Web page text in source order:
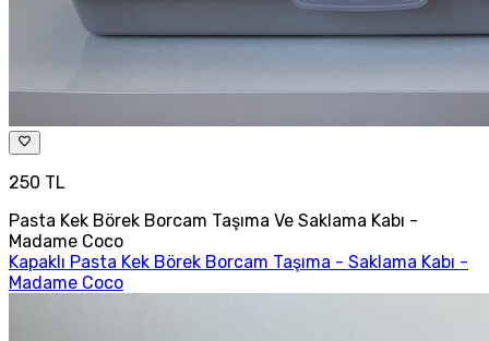
250 TL
Pasta Kek Börek Borcam Taşıma Ve Saklama Kabı -
Madame Coco
Kapaklı Pasta Kek Börek Borcam Taşıma - Saklama Kabı -
Madame Coco